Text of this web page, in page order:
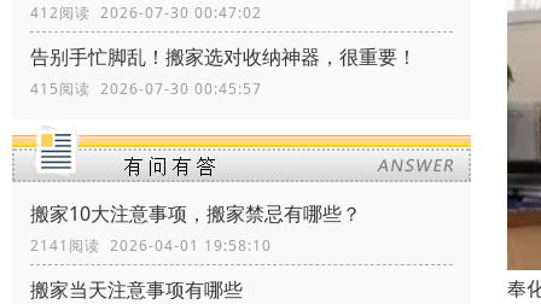
412阅读 2026-07-30 00:47:02
告别手忙脚乱！搬家选对收纳神器，很重要！
415阅读 2026-07-30 00:45:57
搬家10大注意事项，搬家禁忌有哪些？
2141阅读 2026-04-01 19:58:10
搬家当天注意事项有哪些
奉